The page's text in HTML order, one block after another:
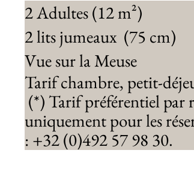
2 Adultes (12 m²)
2 lits jumeaux (75 cm)
Vue sur la Meuse
Tarif chambre, petit-
(*) Tarif préférentiel par
uniquement pour les
: +32 (0)492 57 98 30.